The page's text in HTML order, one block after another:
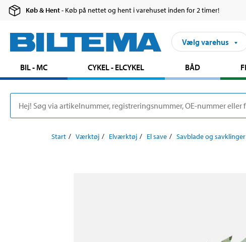
Køb & Hent- Køb på nettet og hent i varehuset inden for 2 timer!
Vælg varehus
BIL - MC CYKEL - ELCYKEL BÅD
Start Værktøj Elværktøj El save Savblade og savklinger